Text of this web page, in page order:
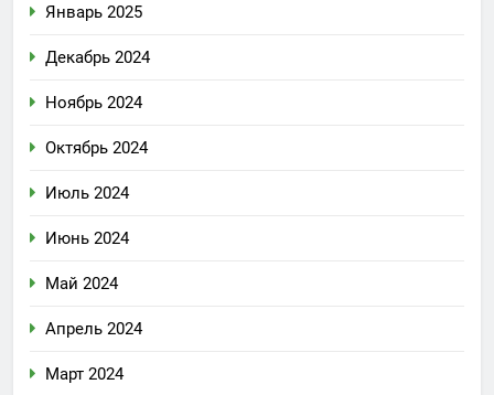
Январь 2025
Декабрь 2024
Ноябрь 2024
Октябрь 2024
Июль 2024
Июнь 2024
Май 2024
Апрель 2024
Март 2024